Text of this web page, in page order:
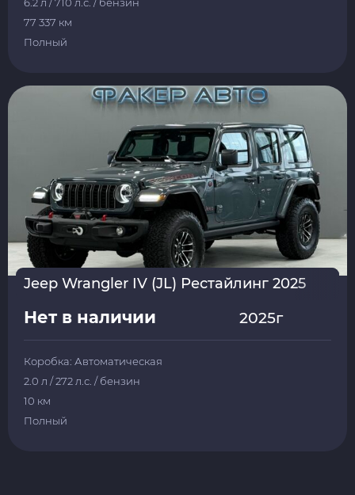
77 337 км
Полный
Jeep Wrangler IV (JL) Рестайлинг 2025
Нет в наличии 2025г
Коробка: Автоматическая
2.0 л / 272 л.с. / бензин
10 км
Полный